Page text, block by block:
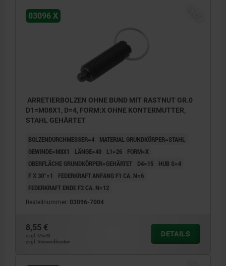
03096 X
ARRETIERBOLZEN OHNE BUND MIT RASTNUT GR.0
D1=M08X1, D=4, FORM:X OHNE KONTERMUTTER,
STAHL GEHÄRTET
BOLZENDURCHMESSER=4
MATERIAL GRUNDKÖRPER=STAHL
GEWINDE=M8X1
LÄNGE=40 L1=26
FORM=X
OBERFLÄCHE GRUNDKÖRPER=GEHÄRTET
D4=15
HUB S=4
F X 30°=1
FEDERKRAFT ANFANG F1 CA. N=6
FEDERKRAFT ENDE F2 CA. N=12
Bestellnummer: 03096-7004
8,55 €
zzgl. MwSt.
zzgl. Versandkosten
DETAILS